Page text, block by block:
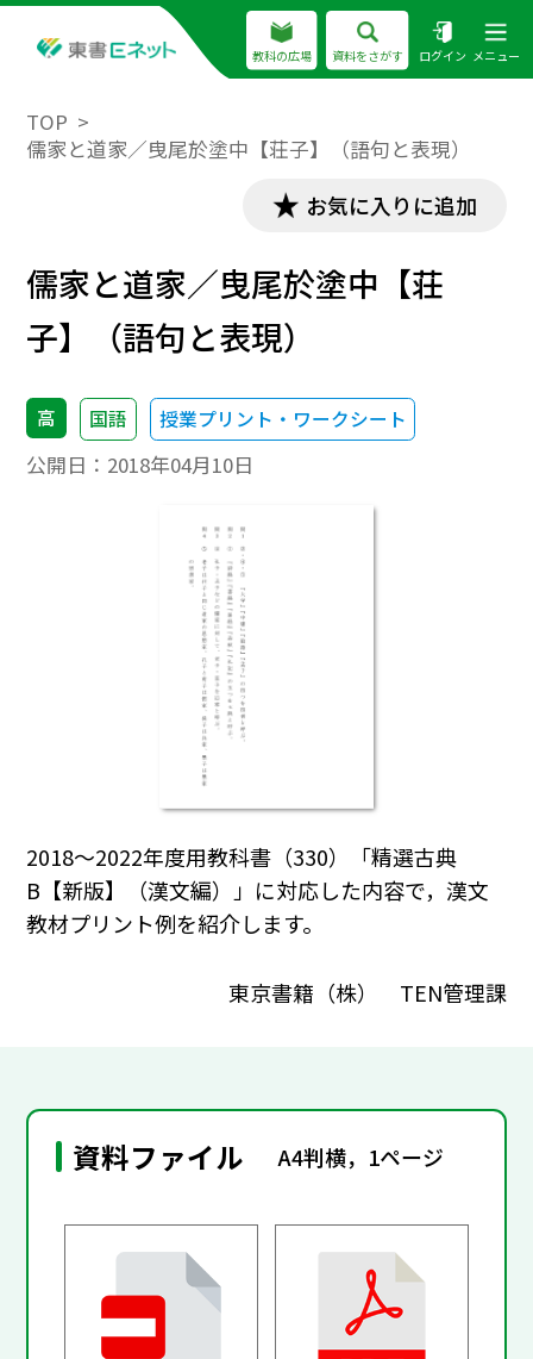
教科の広場 資料をさがす ログイン メニュー
TOP
儒家と道家／曳尾於塗中【荘子】（語句と表現）
お気に入りに追加
儒家と道家／曳尾於塗中【荘
子】（語句と表現）
高 国語 授業プリント・ワークシート
公開日： 2018年04月10日
2018～2022年度用教科書（330）「精選古典
B【新版】（漢文編）」に対応した内容で，漢文
教材プリント例を紹介します。
東京書籍（株） TEN管理課
資料ファイル A4判横，1ページ